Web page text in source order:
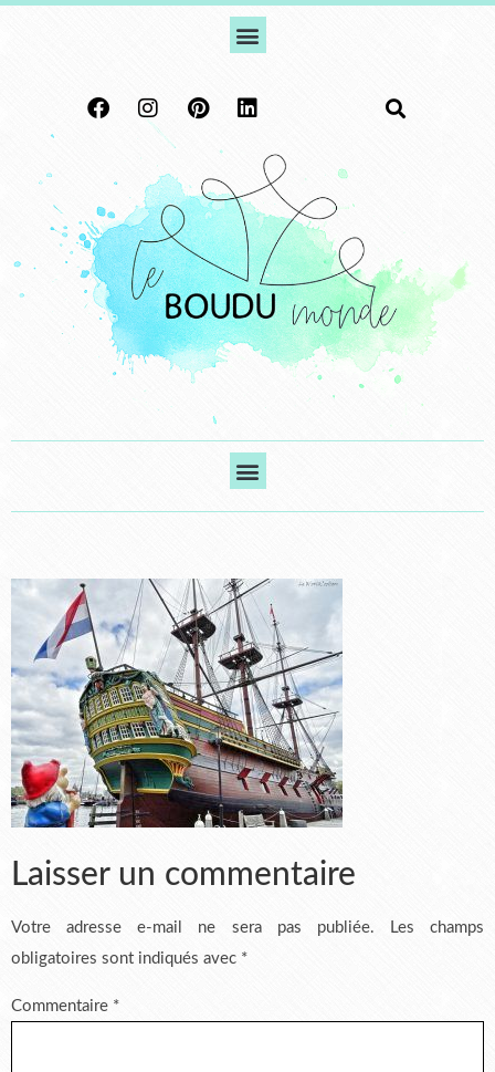
Laisser un commentaire
Votre adresse e-mail ne sera pas publiée.
Les champs
obligatoires sont indiqués avec *
Commentaire *